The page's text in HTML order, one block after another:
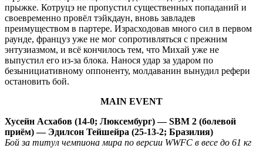
прыжке. Котруцэ не пропустил существенных попаданий и
своевременно провёл тэйкдаун, вновь завладев
преимуществом в партере. Израсходовав много сил в первом
раунде, француз уже не мог сопротивляться с прежним
энтузиазмом, и всё кончилось тем, что Михай уже не
выпустил его из-за блока. Нанося удар за ударом по
безынициативному оппоненту, молдаванин вынудил рефери
остановить бой.
MAIN EVENT
Хусейн Асхабов (14-0; Люксембург) — SBM 2 (болевой
приём) — Эдилсон Тейшейра (25-13-2; Бразилия)
Бой за титул чемпиона мира по версии WWFC в весе до 61 кг